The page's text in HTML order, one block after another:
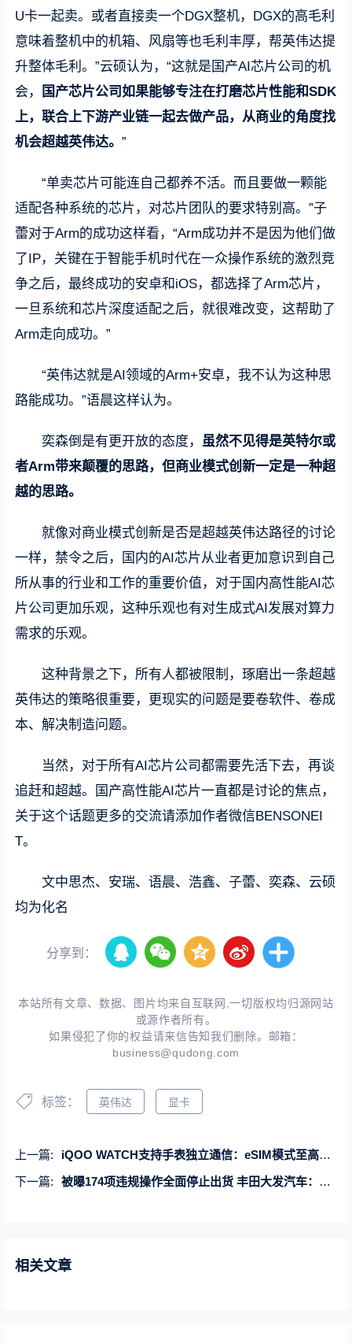
U卡一起卖。或者直接卖一个DGX整机，DGX的高毛利
意味着整机中的机箱、风扇等也毛利丰厚，帮英伟达提
升整体毛利。”云硕认为，“这就是国产AI芯片公司的机
会，
国产芯片公司如果能够专注在打磨芯片性能和SDK
上，联合上下游产业链一起去做产品，从商业的角度找
机会超越英伟达。”
“单卖芯片可能连自己都养不活。而且要做一颗能
适配各种系统的芯片，对芯片团队的要求特别高。”子
蕾对于Arm的成功这样看，“Arm成功并不是因为他们做
了IP，关键在于智能手机时代在一众操作系统的激烈竞
争之后，最终成功的安卓和iOS，都选择了Arm芯片，
一旦系统和芯片深度适配之后，就很难改变，这帮助了
Arm走向成功。”
“英伟达就是AI领域的Arm+安卓，我不认为这种思
路能成功。”语晨这样认为。
奕森倒是有更开放的态度，虽然不见得是英特尔或
者Arm带来颠覆的思路，但商业模式创新一定是一种超
越的思路。
就像对商业模式创新是否是超越英伟达路径的讨论
一样，禁令之后，国内的AI芯片从业者更加意识到自己
所从事的行业和工作的重要价值，对于国内高性能AI芯
片公司更加乐观，这种乐观也有对生成式AI发展对算力
需求的乐观。
这种背景之下，所有人都被限制，琢磨出一条超越
英伟达的策略很重要，更现实的问题是要卷软件、卷成
本、解决制造问题。
当然，对于所有AI芯片公司都需要先活下去，再谈
追赶和超越。国产高性能AI芯片一直都是讨论的焦点，
关于这个话题更多的交流请添加作者微信BENSONEI
T。
文中思杰、安瑞、语晨、浩鑫、子蕾、奕森、云硕
均为化名
分享到：
本站所有文章、数据、图片均来自互联网,一切版权均归源网站
或源作者所有。
如果侵犯了你的权益请来信告知我们删除。邮箱：
business@qudong.com
标签： 英伟达 显卡
上一篇:
iQOO WATCH支持手表独立通信：eSIM模式至高续航7天
下一篇:
被曝174项违规操作全面停止出货 丰田大发汽车：深表歉意
相关文章